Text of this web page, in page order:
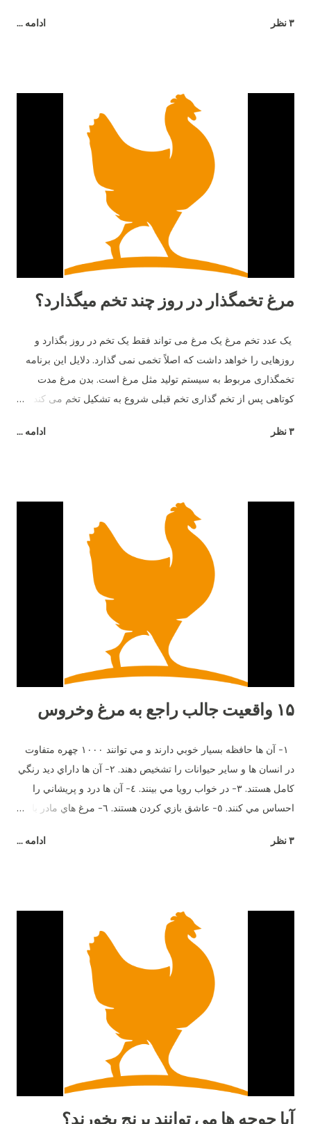
۳ نظر ادامه ...
مرغ تخمگذار در روز چند تخم میگذارد؟
یک عدد تخم مرغ یک مرغ می تواند فقط یک تخم در روز بگذارد و
روزهایی را خواهد داشت که اصلاً تخمی نمی گذارد. دلایل این برنامه
تخمگذاری مربوط به سیستم تولید مثل مرغ است. بدن مرغ مدت
کوتاهی پس از تخم گذاری تخم قبلی شروع به تشکیل تخم می کند و
۳ نظر ادامه ...
۱۵ واقعیت جالب راجع به مرغ وخروس
١- آن ها حافظه بسيار خوبي دارند و مي توانند ١٠٠٠ چهره متفاوت
در انسان ها و ساير حيوانات را تشخيص دهند. ٢- آن ها داراي ديد رنگي
كامل هستند. ٣- در خواب رويا مي بينند. ٤- آن ها درد و پريشاني را
احساس مي كنند. ٥- عاشق بازي كردن هستند. ٦- مرغ هاي مادر با
بيش از ٣٠ صداي مختلف دارند. هر صداي معني ويژه اي و زبان
وقتي مضطرب مي شوند پَر هايشان مي ريزد. ١٢- نوك آن ها در
صورت جراحت خونريزي مي كند. ١٣- خروس براي جلب توجه مرغ
ميرقصد. ١٤- مرغ هاي مادر معلمان خوبي هستند. آن ها مي توانند به
جوجه هاي خود بياموزند چه چيزهايي براي خوردن خوب و يا بد است و
از بعضي دانه هايي كه رنگ هايشان را مي شناسند و براي آن ها بد
است دوري كنند. ١٥- بهترين دوست آن ها حمام خاك است. آن ها
۳ نظر ادامه ...
آیا جوجه ها می توانند برنج بخورند؟